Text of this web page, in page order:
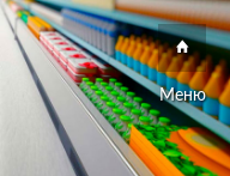
Меню